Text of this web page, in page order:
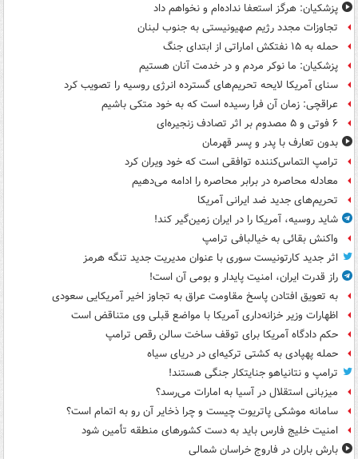
پزشکیان: هرگز استعفا نداده‌ام و نخواهم داد
تجاوزات مجدد رژیم صهیونیستی به جنوب لبنان
حمله به ۱۵ نفتکش‌ اماراتی از ابتدای جنگ
پزشکیان: ما نوکر مردم و در خدمت آنان هستیم
سنای آمریکا لایحه تحریم‌های گسترده انرژی روسیه را تصویب کرد
عراقچی: زمان آن فرا رسیده است که به خود متکی باشیم
۶ فوتی و ۵ مصدوم بر اثر تصادف زنجیره‌ای
بدون تعارف با پدر و پسر قهرمان
ترامپ التماس‌کننده توافقی است که خود ویران کرد
معادله محاصره در برابر محاصره را ادامه می‌دهیم
تحریم‌های جدید ضد ایرانی آمریکا
شاید روسیه، آمریکا را در ایران زمین‌گیر کند!
واکنش بقائی به خیالبافی ترامپ
اثر جدید کارتونیست سوری با عنوان مدیریت جدید تنگه هرمز
راز قدرت ایران، امنیت پایدار و بومی آن است!
به تعویق افتادن پاسخ مقاومت عراق به تجاوز اخیر آمریکایی سعودی
اظهارات وزیر خزانه‌داری آمریکا با مواضع قبلی وی متناقض است
حکم دادگاه آمریکا برای توقف ساخت سالن رقص ترامپ
حمله پهپادی به کشتی ترکیه‌ای در دریای سیاه
ترامپ و نتانیاهو جنایتکار جنگی هستند!
میزبانی استقلال در آسیا به امارات می‌رسد؟
سامانه موشکی پاتریوت چیست و چرا ذخایر آن رو به اتمام است؟
امنیت خلیج فارس باید به دست کشورهای منطقه تأمین شود
بارش باران در فاروج خراسان شمالی